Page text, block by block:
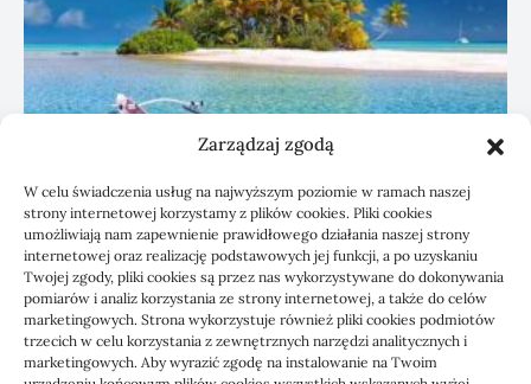
Zarządzaj zgodą
W celu świadczenia usług na najwyższym poziomie w ramach naszej
strony internetowej korzystamy z plików cookies. Pliki cookies
umożliwiają nam zapewnienie prawidłowego działania naszej strony
internetowej oraz realizację podstawowych jej funkcji, a po uzyskaniu
Twojej zgody, pliki cookies są przez nas wykorzystywane do dokonywania
pomiarów i analiz korzystania ze strony internetowej, a także do celów
marketingowych. Strona wykorzystuje również pliki cookies podmiotów
trzecich w celu korzystania z zewnętrznych narzędzi analitycznych i
marketingowych. Aby wyrazić zgodę na instalowanie na Twoim
Czyszczenie paneli PV a wydajność
instalacji
10/07/2026